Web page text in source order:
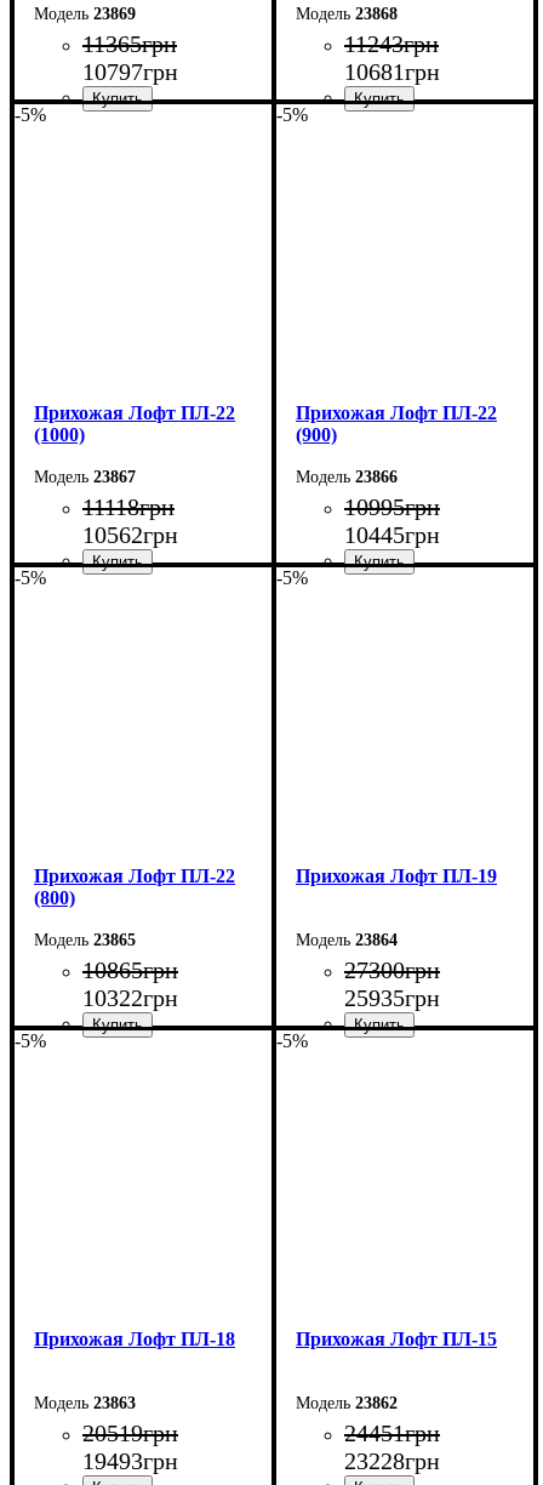
23869
11365грн
10797грн
23868
11243грн
10681грн
-5%
Прихожая Лофт ПЛ-22
(1000)
23867
11118грн
10562грн
-5%
Прихожая Лофт ПЛ-22
(900)
23866
10995грн
10445грн
-5%
Прихожая Лофт ПЛ-22
(800)
23865
10865грн
10322грн
-5%
Прихожая Лофт ПЛ-19
23864
27300грн
25935грн
-5%
Прихожая Лофт ПЛ-18
23863
20519грн
19493грн
-5%
Прихожая Лофт ПЛ-15
23862
24451грн
23228грн